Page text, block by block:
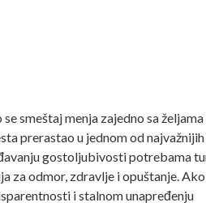
smeštaj menja zajedno sa
prerastao u jednom od
gostoljubivosti potrebama
za odmor, zdravlje i opuštanje.
i stalnom unapređenju